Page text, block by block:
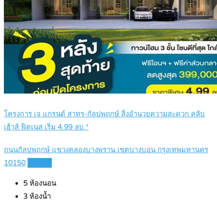
โครงการ เจ แกรนด์ สาทร-กัลปพฤกษ์ สิ่งอำนวยความสะดวก คลับ
เฮ้าส์ ฟิตเนส เริ่ม 4.99 ลบ.*
ถนนกัลปพฤกษ์ แขวงคลองบางพราน เขตบางบอน กรุงเทพมหานคร
10150
5 ห้องนอน
3 ห้องน้ำ